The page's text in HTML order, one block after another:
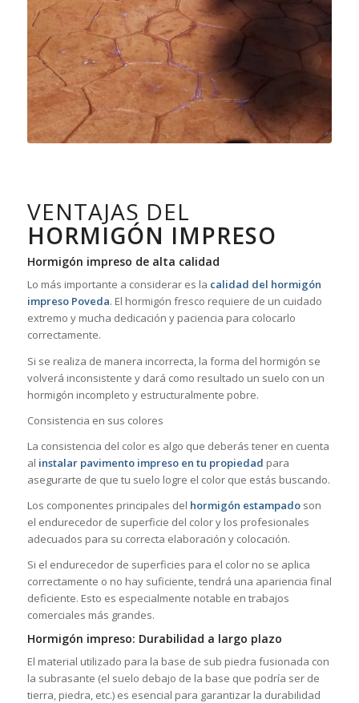
VENTAJAS DEL
HORMIGÓN IMPRESO
Hormigón impreso de alta calidad
Lo más importante a considerar es la calidad del hormigón
impreso Poveda. El hormigón fresco requiere de un cuidado
extremo y mucha dedicación y paciencia para colocarlo
correctamente.
Si se realiza de manera incorrecta, la forma del hormigón se
volverá inconsistente y dará como resultado un suelo con un
hormigón incompleto y estructuralmente pobre.
Consistencia en sus colores
La consistencia del color es algo que deberás tener en cuenta
al instalar pavimento impreso en tu propiedad para
asegurarte de que tu suelo logre el color que estás buscando.
Los componentes principales del hormigón estampadoson
el endurecedor de superficie del color y los profesionales
adecuados para su correcta elaboración y colocación.
Si el endurecedor de superficies para el color no se aplica
correctamente o no hay suficiente, tendrá una apariencia final
deficiente. Esto es especialmente notable en trabajos
comerciales más grandes.
Hormigón impreso: Durabilidad a largo plazo
El material utilizado para la base de sub piedra fusionada con
la subrasante (el suelo debajo de la base que podría ser de
tierra, piedra, etc.) es esencial para garantizar la durabilidad